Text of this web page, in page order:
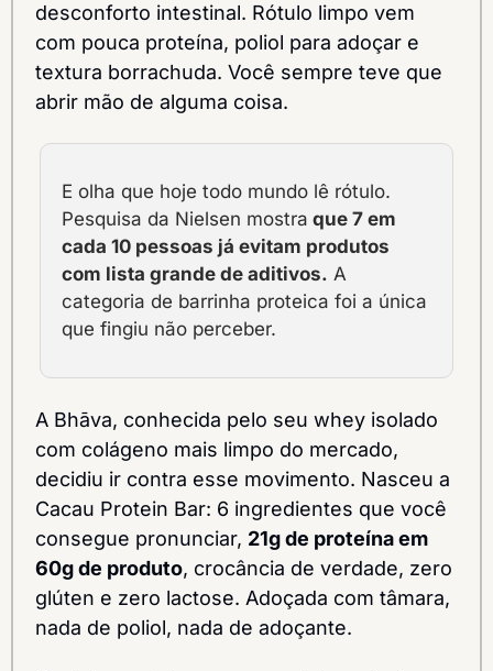
desconforto intestinal. Rótulo limpo vem
com pouca proteína, poliol para adoçar e
textura borrachuda. Você sempre teve que
abrir mão de alguma coisa.
E olha que hoje todo mundo lê rótulo.
Pesquisa da Nielsen mostra que 7 em
cada 10 pessoas já evitam produtos
com lista grande de aditivos. A
categoria de barrinha proteica foi a única
que fingiu não perceber.
A Bhāva, conhecida pelo seu whey isolado
com colágeno mais limpo do mercado,
decidiu ir contra esse movimento. Nasceu a
Cacau Protein Bar: 6 ingredientes que você
consegue pronunciar, 21g de proteína em
60g de produto, crocância de verdade, zero
glúten e zero lactose. Adoçada com tâmara,
nada de poliol, nada de adoçante.